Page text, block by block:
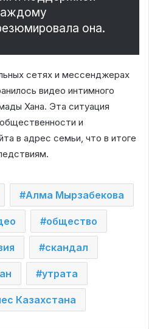
она.
сетях и мессенджерах
видео интимного
Хана. Эта ситуация
и
в адрес семьи, что в итоге
Алма Мырзабекова
общество
скандал
утрата
Казахстана